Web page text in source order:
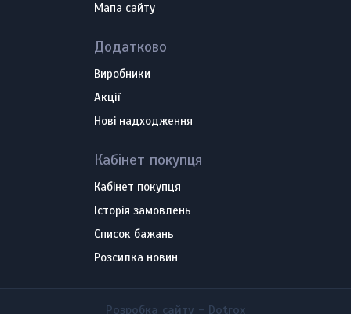
Мапа сайту
Додатково
Виробники
Акції
Нові надходження
Кабінет покупця
Кабінет покупця
Історія замовлень
Список бажань
Розсилка новин
Розробка сайту - Dotrox